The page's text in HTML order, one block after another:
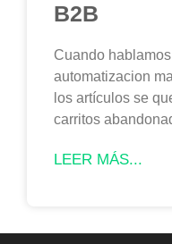
B2B
Cuando
automatizacion
los artículos se
carritos
LEER MÁS...